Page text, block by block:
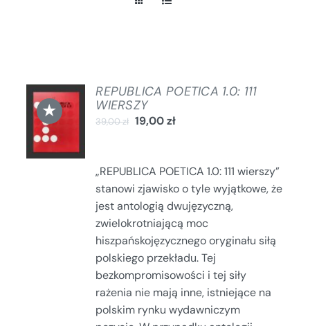
★
DODAJ
DO
KOSZYKA
/
SZCZEGÓŁY
REPUBLICA POETICA 1.0: 111
WIERSZY
39,00zł 19,00zł
„REPUBLICA POETICA 1.0: 111 wierszy”
stanowi zjawisko o tyle wyjątkowe, że
jest antologią dwujęzyczną,
zwielokrotniającą moc
hiszpańskojęzycznego oryginału siłą
polskiego przekładu. Tej
bezkompromisowości i tej siły
rażenia nie mają inne, istniejące na
polskim rynku wydawniczym